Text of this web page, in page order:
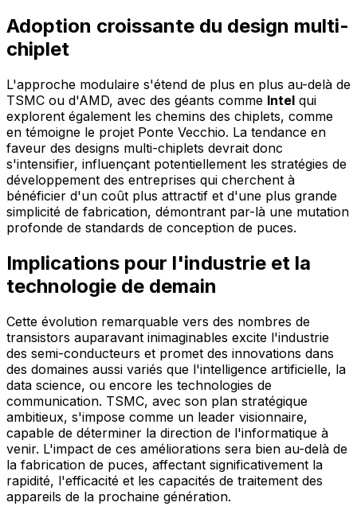
Adoption croissante du design multi-
chiplet
L'approche modulaire s'étend de plus en plus au-delà de
TSMC ou d'AMD, avec des géants comme Intel qui
explorent également les chemins des chiplets, comme
en témoigne le projet Ponte Vecchio. La tendance en
faveur des designs multi-chiplets devrait donc
s'intensifier, influençant potentiellement les stratégies de
développement des entreprises qui cherchent à
bénéficier d'un coût plus attractif et d'une plus grande
simplicité de fabrication, démontrant par-là une mutation
profonde de standards de conception de puces.
Implications pour l'industrie et la
technologie de demain
Cette évolution remarquable vers des nombres de
transistors auparavant inimaginables excite l'industrie
des semi-conducteurs et promet des innovations dans
des domaines aussi variés que l'intelligence artificielle, la
data science, ou encore les technologies de
communication. TSMC, avec son plan stratégique
ambitieux, s'impose comme un leader visionnaire,
capable de déterminer la direction de l'informatique à
venir. L'impact de ces améliorations sera bien au-delà de
la fabrication de puces, affectant significativement la
rapidité, l'efficacité et les capacités de traitement des
appareils de la prochaine génération.